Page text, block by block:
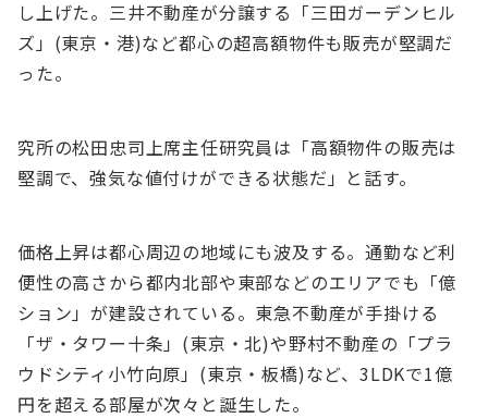
し上げた。三井不動産が分譲する「三田ガーデンヒル
ズ」(東京・港)など都心の超高額物件も販売が堅調だ
った。
究所の松田忠司上席主任研究員は「高額物件の販売は
堅調で、強気な値付けができる状態だ」と話す。
価格上昇は都心周辺の地域にも波及する。通勤など利
便性の高さから都内北部や東部などのエリアでも「億
ション」が建設されている。東急不動産が手掛ける
「ザ・タワー十条」(東京・北)や野村不動産の「プラ
ウドシティ小竹向原」(東京・板橋)など、3LDKで1億
円を超える部屋が次々と誕生した。